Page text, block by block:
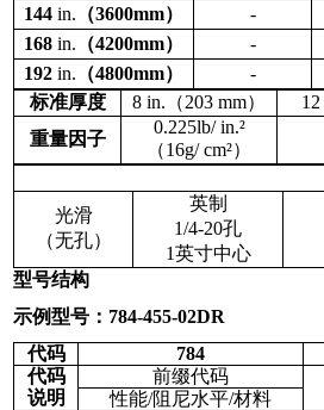
144 in. （3600mm） -
168 in. （4200mm） -
192 in. （4800mm） -
标准厚度
8 in. （203 mm） 12
重量因子
0.225lb/in.²
（16g/cm²）
光滑
（无孔）
英制
1/4-20孔
1英寸中心
型号结构
示例型号：784-455-02DR
代码
784
代码
说明
前缀代码
性能/阻尼水平/材料